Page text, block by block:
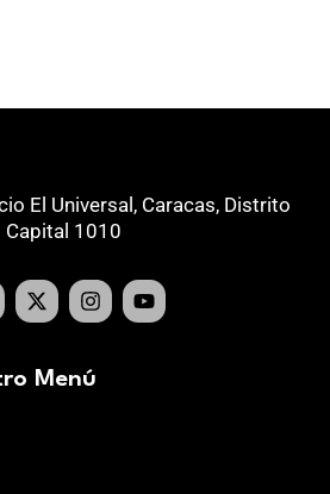
El Universal, Caracas, Distrito
Capital 1010
Menú